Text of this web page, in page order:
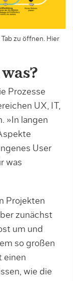
zu öffnen. Hier
Prozesse
UX, IT,
»In langen
User
was
Projekten
zunächst
um und
so großen
einen
wie die